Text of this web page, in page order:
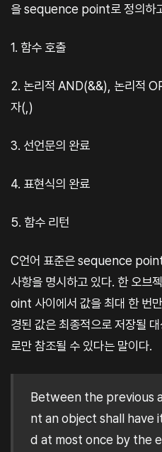
을 sequence point로 정의하
1. 함수 호출
2. 논리적 AND(&&), 논리적
자(,)
3. 선언문의 완료
4. 표현식의 완료
5. 함수 리턴
C언어 표준은 sequence
사항을 명시하고 있다. 한 오
oint 사이에서 값을 최대 한 번
경된 값은 최종적으로 저장될
로만 참조될 수 있다는 말이다.
Between the previous
nt an object shall have
d at most once by the